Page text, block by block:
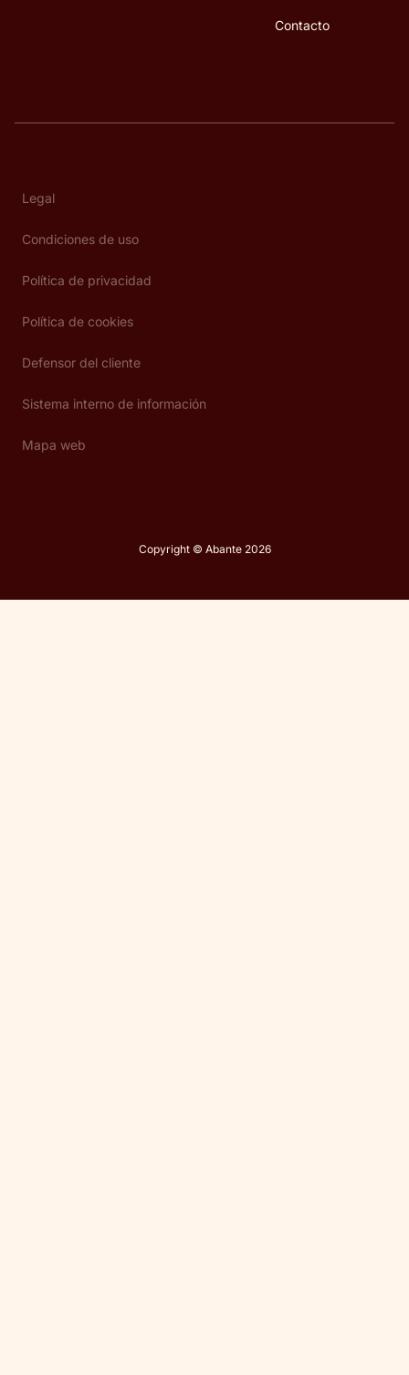
Contacto
Legal
Condiciones de uso
Política de privacidad
Política de cookies
Defensor del cliente
Sistema interno de información
Mapa web
Copyright © Abante 2026